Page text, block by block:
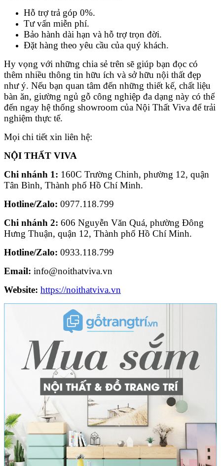
Hỗ trợ trả góp 0%.
Tư vấn miễn phí.
Bảo hành dài hạn và hỗ trợ trọn đời.
Đặt hàng theo yêu cầu của quý khách.
Hy vọng với những chia sẻ trên sẽ giúp bạn đọc có
thêm nhiều thông tin hữu ích và sở hữu nội thất đẹp
như ý. Nếu bạn quan tâm đến những thiết kế, chất liệu
bàn ăn, giường ngủ gỗ công nghiệp đa dạng này có thể
đến ngay hệ thống showroom của Nội Thất Viva để trải
nghiệm thực tế.
Mọi chi tiết xin liên hệ:
NỘI THẤT VIVA
Chi nhánh 1: 160C Trường Chinh, phường 12, quận
Tân Bình, Thành phố Hồ Chí Minh.
Hotline/Zalo: 0977.118.799
Chi nhánh 2: 606 Nguyễn Văn Quá, phường Đông
Hưng Thuận, quận 12, Thành phố Hồ Chí Minh.
Hotline/Zalo: 0933.118.799
Email: info@noithatviva.vn
Website: https://noithatviva.vn